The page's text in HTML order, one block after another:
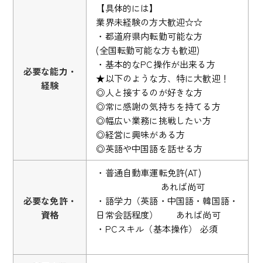
必要な能力・
経験
【具体的には】
業界未経験の方大歓迎☆☆
・都道府県内転勤可能な方
(全国転勤可能な方も歓迎)
・基本的なPC操作が出来る方
★以下のような方、特に大歓迎！
◎人と接するのが好きな方
◎常に感謝の気持ちを持てる方
◎幅広い業務に挑戦したい方
◎経営に興味がある方
◎英語や中国語を話せる方
必要な免許・
資格
・普通自動車運転免許(AT)
あれば尚可
・語学力（英語・中国語・韓国語・
日常会話程度） あれば尚可
・PCスキル（基本操作） 必須